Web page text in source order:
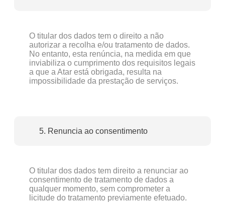
O titular dos dados tem o direito a não
autorizar a recolha e/ou tratamento de dados.
No entanto, esta renúncia, na medida em que
inviabiliza o cumprimento dos requisitos legais
a que a Atar está obrigada, resulta na
impossibilidade da prestação de serviços.
5. Renuncia ao consentimento
O titular dos dados tem direito a renunciar ao
consentimento de tratamento de dados a
qualquer momento, sem comprometer a
licitude do tratamento previamente efetuado.